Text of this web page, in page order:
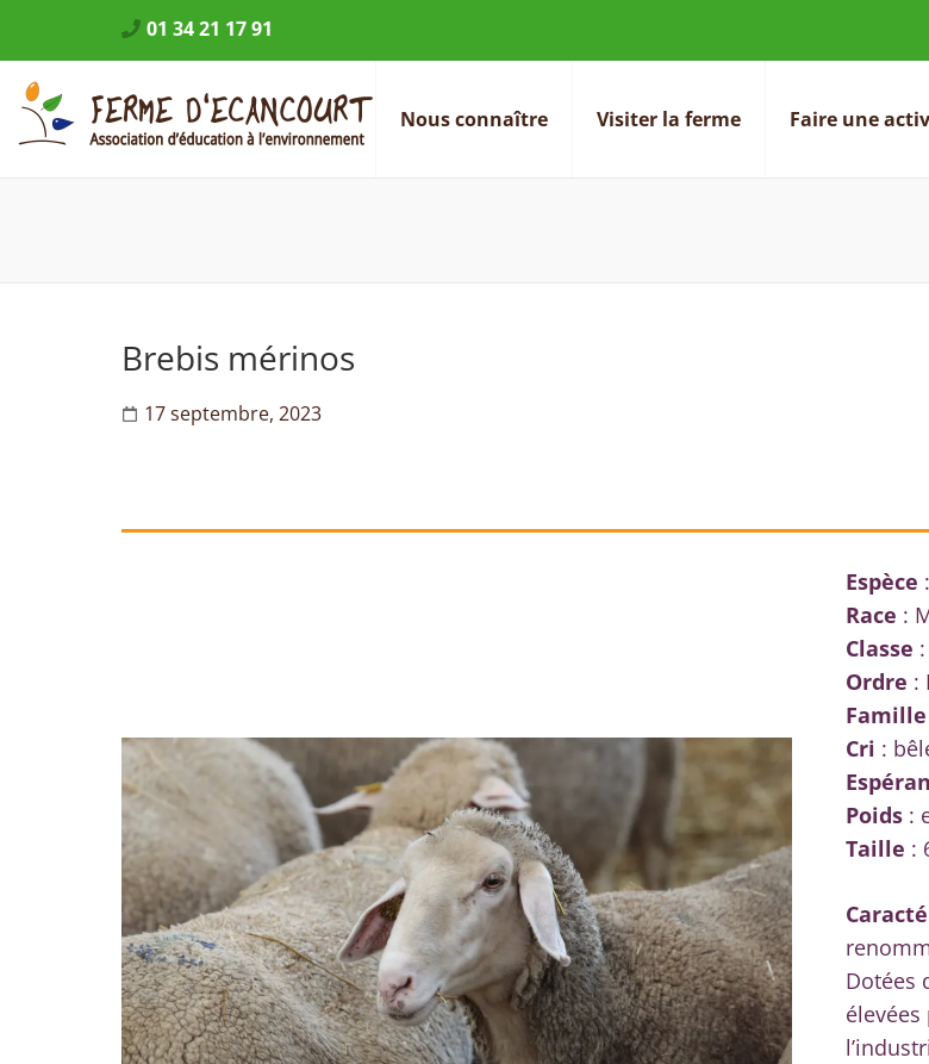
01 34 21 17 91
Nous connaître Visiter la ferme Faire une
Brebis mérinos
17 septembre, 2023
Espèce
Race :
Classe
Ordre :
Famille
Cri :
Poids:
Taille :
Dotées